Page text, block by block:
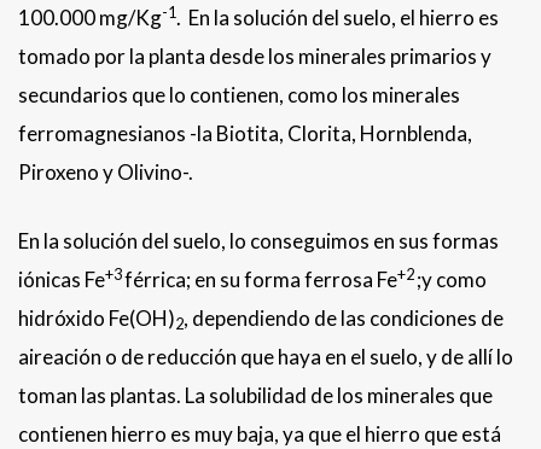
100.000 mg/Kg-1. En la solución del suelo, el hierro es
tomado por la planta desde los minerales primarios y
secundarios que lo contienen, como los minerales
ferromagnesianos -la Biotita, Clorita, Hornblenda,
Piroxeno y Olivino-.
En la solución del suelo, lo conseguimos en sus formas
iónicas Fe+3férrica; en su forma ferrosa Fe+2;y como
hidróxido Fe(OH)2, dependiendo de las condiciones de
aireación o de reducción que haya en el suelo, y de allí lo
toman las plantas. La solubilidad de los minerales que
contienen hierro es muy baja, ya que el hierro que está